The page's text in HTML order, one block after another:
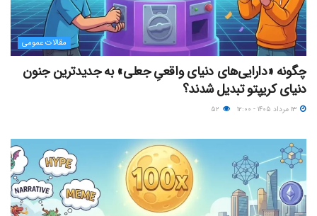
مقالات عمومی
چگونه «دارایی‌های دنیای واقعیِ جعلی» به جدیدترین جنون
دنیای کریپتو تبدیل شدند؟